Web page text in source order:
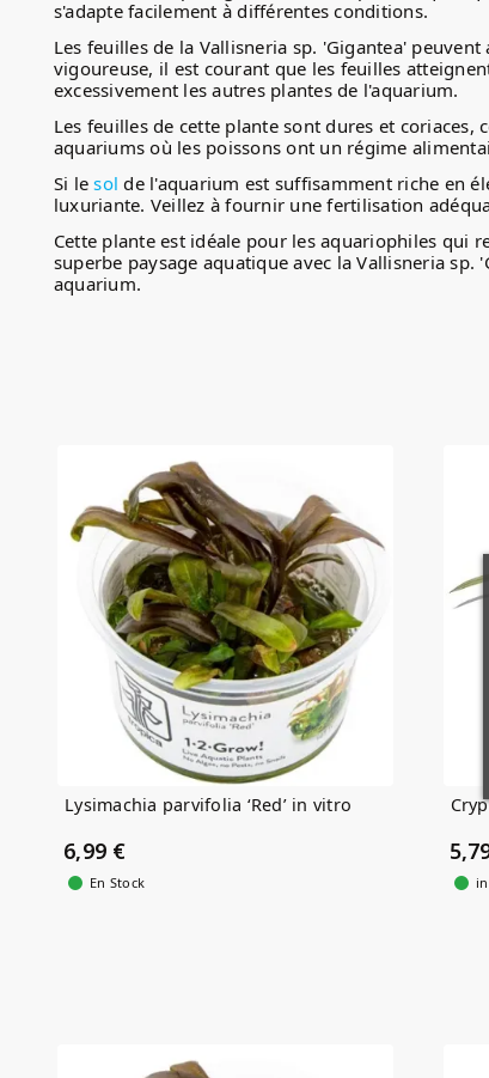
s'adapte facilement à différentes conditions.
Les feuilles de la Vallisneria sp. 'Gigantea'
vigoureuse, il est courant que les feuilles
excessivement les autres plantes de l'aquarium.
Les feuilles de cette plante sont dures et
aquariums où les poissons ont un régime
Si lesolde l'aquarium est suffisamment riche en
luxuriante. Veillez à fournir une fertilisation
Cette plante est idéale pour les aquariophiles qui
superbe paysage aquatique avec la Vallisneria
aquarium.
Lysimachia parvifolia ‘Red’ in vitro
6,99 €
En Stock